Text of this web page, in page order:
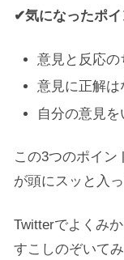
✔気になったポ
意見と反応の
意見に正解は
自分の意見
この3つのポイン
が頭にスッと入
Twitterでよくみ
すこしのぞいて